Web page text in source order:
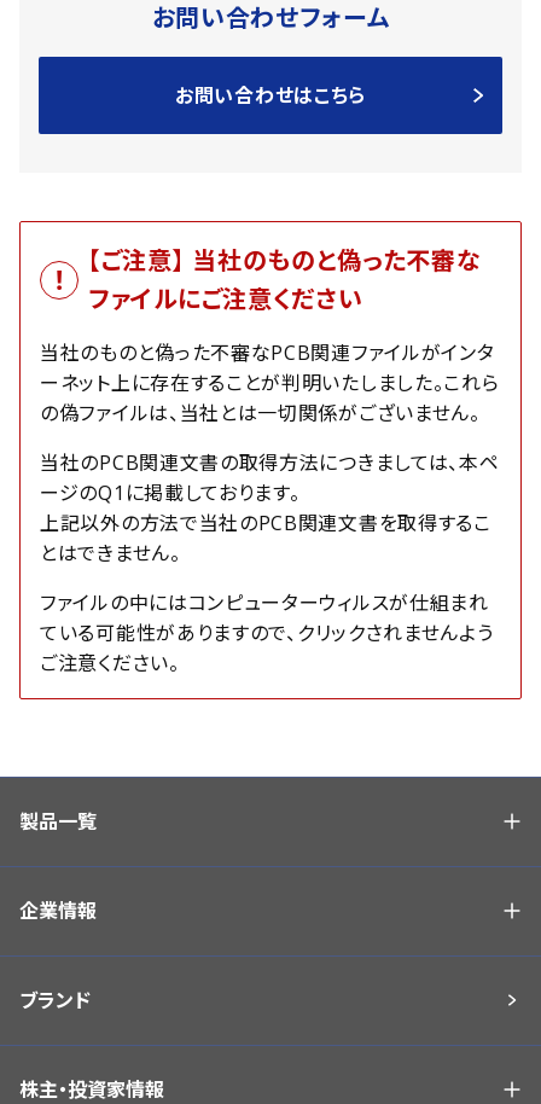
お問い合わせフォーム
お問い合わせはこちら
【ご注意】 当社のものと偽った不審な
ファイルにご注意ください
当社のものと偽った不審なPCB関連ファイルがインタ
ーネット上に存在することが判明いたしました。これら
の偽ファイルは、当社とは一切関係がございません。
当社のPCB関連文書の取得方法につきましては、本ペ
ージのQ1に掲載しております。
上記以外の方法で当社のPCB関連文書を取得するこ
とはできません。
ファイルの中にはコンピューターウィルスが仕組まれ
ている可能性がありますので、クリックされませんよう
ご注意ください。
製品一覧
企業情報
ブランド
株主・投資家情報